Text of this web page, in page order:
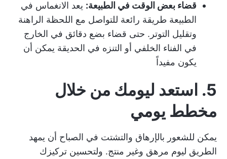
قضاء بعض الوقت في الطبيعة: يعد الانغماس في
الطبيعة طريقة رائعة للتواصل مع اللحظة الراهنة
وتقليل التوتر. حتى قضاء بضع دقائق في الخارج
في الفناء الخلفي أو التنزه في الحديقة يمكن أن
يكون مفيداً
5. استعد ليومك من خلال
مخطط يومي
يمكن للشعور بالإرهاق والتشتت في الصباح أن يمهد
الطريق ليوم مرهق وغير منتج. ولتحسين تركيزك